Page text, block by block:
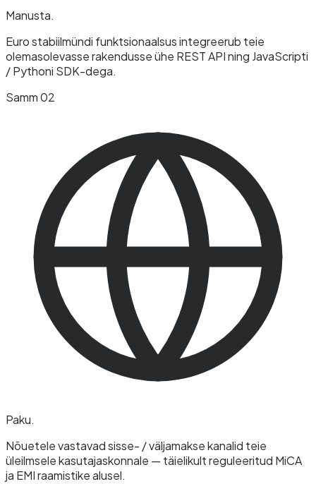
Manusta.
Euro stabiilmündi funktsionaalsus integreerub teie
olemasolevasse rakendusse ühe REST API ning JavaScripti
/ Pythoni SDK-dega.
Samm 02
Paku.
Nõuetele vastavad sisse- / väljamakse kanalid teie
üleilmsele kasutajaskonnale — täielikult reguleeritud MiCA
ja EMI raamistike alusel.